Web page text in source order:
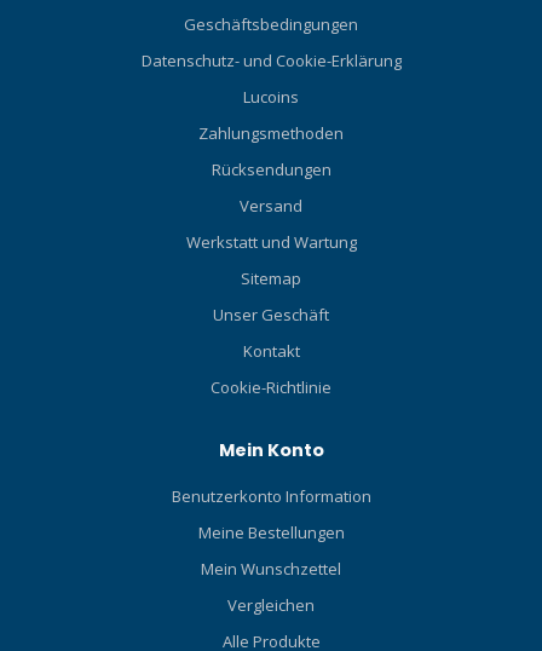
Geschäftsbedingungen
Datenschutz- und Cookie-Erklärung
Lucoins
Zahlungsmethoden
Rücksendungen
Versand
Werkstatt und Wartung
Sitemap
Unser Geschäft
Kontakt
Cookie-Richtlinie
Mein Konto
Benutzerkonto Information
Meine Bestellungen
Mein Wunschzettel
Vergleichen
Alle Produkte